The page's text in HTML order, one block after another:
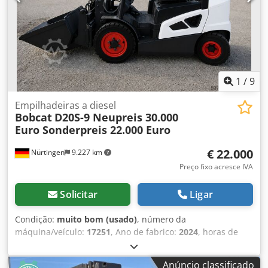
1 /9
Nürtingen 9.227 km
Empilhadeiras a diesel
Bobcat D20S-9 Neupreis 30.000
Euro Sonderpreis 22.000 Euro
€ 22.000
Preço fixo acresce IVA
Solicitar Ligar
Condição: muito bom (usado), número da
máquina/veículo: 17251, Ano de fabrico: 2024, horas de
, capacidade de carga:
altura de elevação:4.730 mm, elevação livre:1.470 mm,
Anúncio classificado